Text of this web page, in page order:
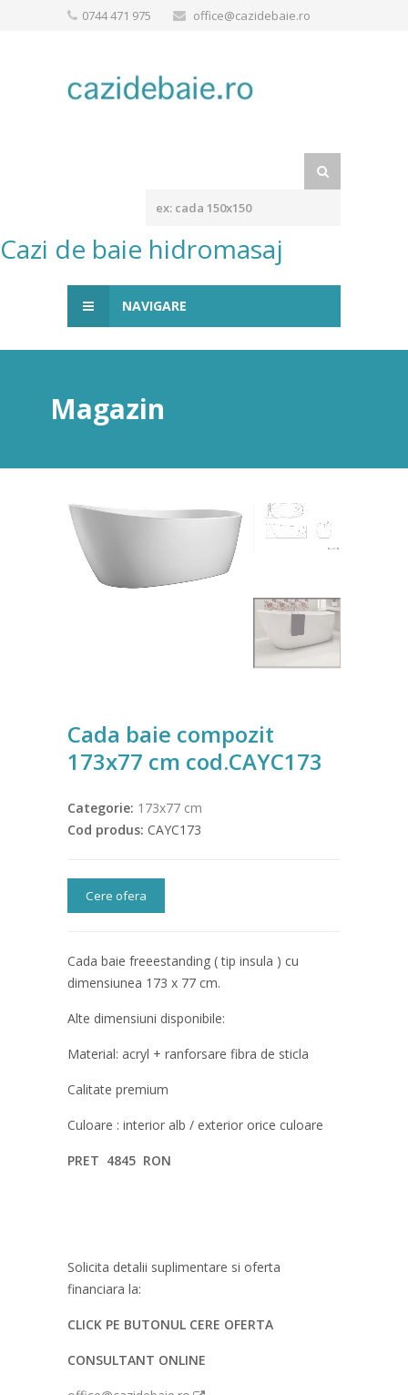
0744 471 975 office@cazidebaie.ro
Cazi de baie hidromasaj
NAVIGARE
Magazin
Cada baie compozit
173x77 cm cod.CAYC173
Categorie: 173x77 cm
Cod produs: CAYC173
Cere ofera
Cada baie freeestanding ( tip insula ) cu
dimensiunea 173 x 77 cm.
Alte dimensiuni disponibile:
Material: acryl + ranforsare fibra de sticla
Calitate premium
Culoare : interior alb / exterior orice culoare
PRET 4845 RON
Solicita detalii suplimentare si oferta
financiara la:
CLICK PE BUTONUL CERE OFERTA
CONSULTANT ONLINE